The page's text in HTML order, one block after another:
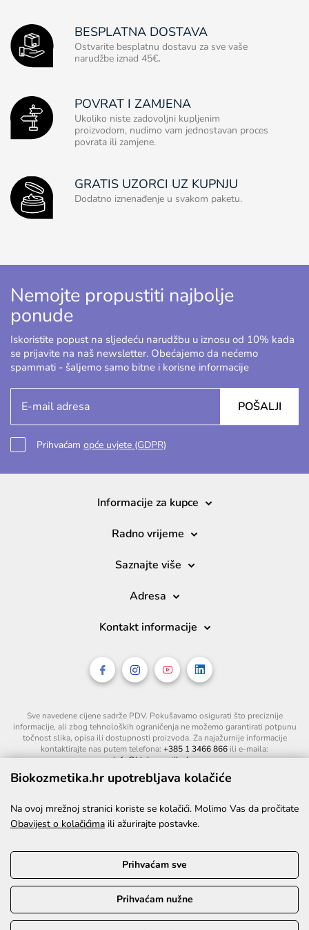
BESPLATNA DOSTAVA
Ostvarite besplatnu dostavu za sve vaše
narudžbe iznad 45€.
POVRAT I ZAMJENA
Ukoliko niste zadovoljni kupljenim
proizvodom, nudimo vam jednostavan proces
povrata ili zamjene.
GRATIS UZORCI UZ KUPNJU
Dodatno iznenađenje u svakom paketu.
Nemojte propustiti najbolje
ponude
Iskoristite popust na sljedeću narudžbu u iznosu od 10% kada
se prijavite na naš newsletter. Obećajemo da nećemo
spammati - šaljemo samo bitne i korisne informacije
POŠALJI
Prihvaćam opće uvjete (GDPR)
Informacije za kupce
Radno vrijeme
Saznajte više
Adresa
Kontakt informacije
Sve navedene cijene sadrže PDV. Pokušavamo osigurati što preciznije
informacije, ali zbog tehnoloških ograničenja ne možemo garantirati potpunu
točnost slika, opisa ili dostupnosti proizvoda. Za najažurnije informacije
kontaktirajte nas putem telefona: +385 1 3466 866 ili e-maila:
info@biokozmetika.hr.
©2026. Sva prava pridržana.
Biokozmetika.hr upotrebljava kolačiće
Na ovoj mrežnoj stranici koriste se kolačići. Molimo Vas da pročitate
Obavijest o kolačićima ili ažurirajte postavke.
Prihvaćam sve
Prihvaćam nužne